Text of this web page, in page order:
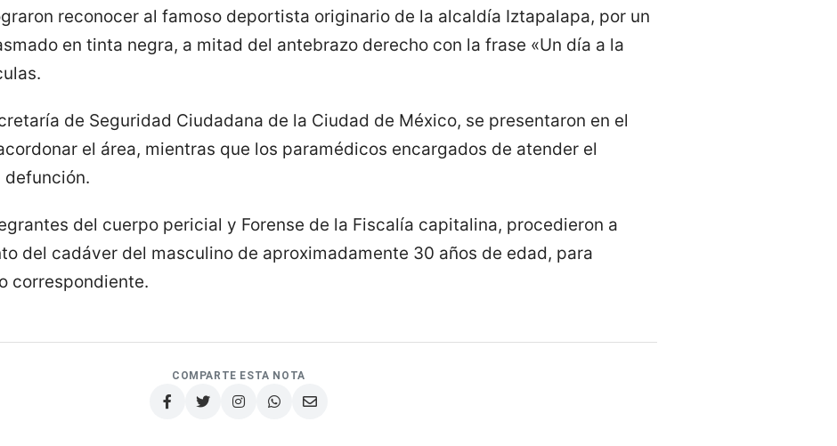
reconocer al famoso deportista originario de la alcaldía Iztapalapa, por un
en tinta negra, a mitad del antebrazo derecho con la frase «Un día a la
de Seguridad Ciudadana de la Ciudad de México, se presentaron en el
el área, mientras que los paramédicos encargados de atender el
del cuerpo pericial y Forense de la Fiscalía capitalina, procedieron a
del cadáver del masculino de aproximadamente 30 años de edad, para
correspondiente.
COMPARTE ESTA NOTA